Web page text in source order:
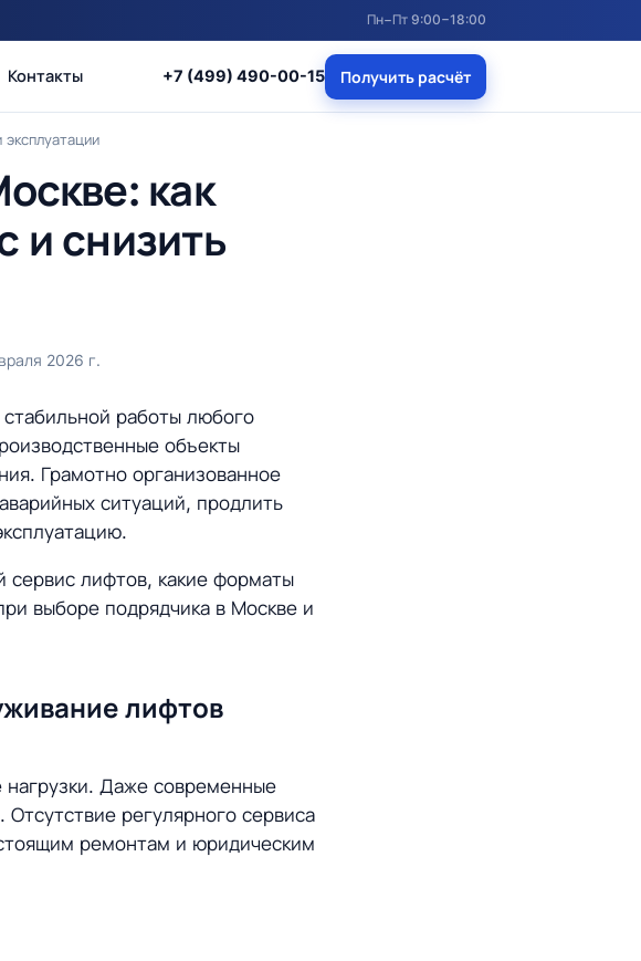
Пн−Пт 9:00−18:00
Контакты +7 (499) 490-00-15 Получить расчёт
как
и снизить
2026 г.
работы любого
объекты
Грамотно организованное
ситуаций, продлить
сервис лифтов, какие форматы
выборе подрядчика в Москве и
лифтов
Даже современные
регулярного сервиса
ремонтам и юридическим